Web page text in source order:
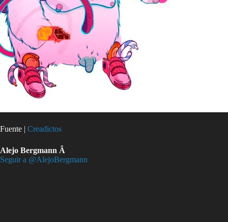
Fuente | Creadictos
Alejo Bergmann Â
Seguir a @AlejoBergmann